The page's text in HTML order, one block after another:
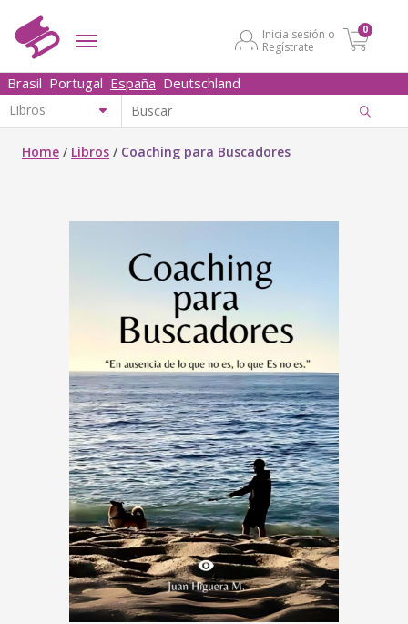
Inicia sesión o
Regístrate
0
Brasil Portugal España Deutschland
Home / Libros / Coaching para Buscadores